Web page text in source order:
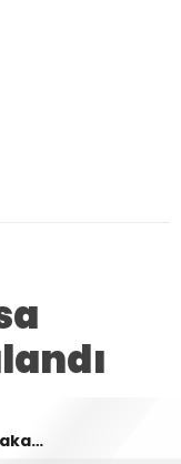
Ankara Yolu Babasultan Mevkii’nde Korkutan Tır YangınıKestel’deki kasa hırsızları yakalandı